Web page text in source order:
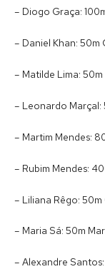
– Diogo Graça:
– Daniel Khan: 50m
– Matilde Lima:
– Leonardo Marçal:
– Martim Mendes:
– Rubim Mendes:
– Liliana Rêgo:
– Maria Sá: 50m
– Alexandre